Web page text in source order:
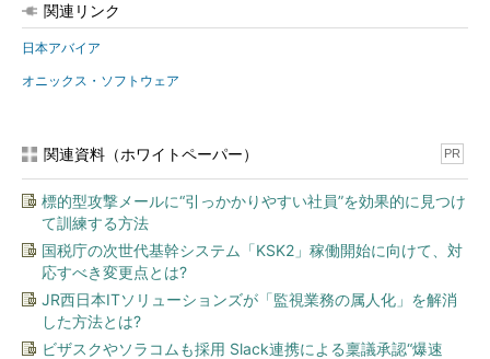
関連リンク
日本アバイア
オニックス・ソフトウェア
関連資料（ホワイトペーパー） PR
標的型攻撃メールに“引っかかりやすい社員”を効果的に見つけ
て訓練する方法
国税庁の次世代基幹システム「KSK2」稼働開始に向けて、対
応すべき変更点とは?
JR西日本ITソリューションズが「監視業務の属人化」を解消
した方法とは?
ビザスクやソラコムも採用 Slack連携による稟議承認“爆速